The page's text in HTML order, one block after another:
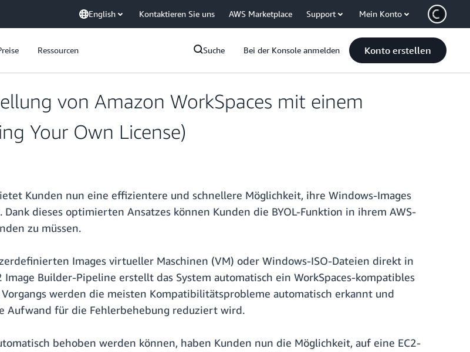
English Kontaktieren Sie uns AWS Marketplace Support Mein Konto
Ressourcen Suche Bei der Konsole anmelden Konto erstellen
von Amazon WorkSpaces mit einem
Your Own License)
Kunden nun eine effizientere und schnellere Möglichkeit, ihre Windows-Images
dieses optimierten Ansatzes können Kunden die BYOL-Funktion in ihrem AWS-
zu müssen.
Images virtueller Maschinen (VM) oder Windows-ISO-Dateien direkt in
Builder-Pipeline erstellt das System automatisch ein WorkSpaces-kompatibles
werden die meisten Kompatibilitätsprobleme automatisch erkannt und
Aufwand für die Fehlerbehebung reduziert wird.
behoben werden können, haben Kunden nun die Möglichkeit, auf eine EC2-